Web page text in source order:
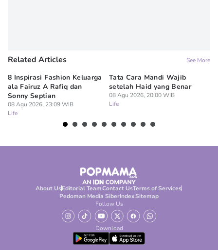
Related Articles See More
8 Inspirasi Fashion Keluarga
ala Fairuz A Rafiq dan
Sonny Septian
08 Agu 2026, 23:09 WIB
Life
Tata Cara Mandi Wajib
setelah Haid yang Benar
08 Agu 2026, 20:00 WIB
Life
About UsEditorial TeamContact UsTerms of Services
Pedoman Media SiberIndexSitemap
Follow Us
Download